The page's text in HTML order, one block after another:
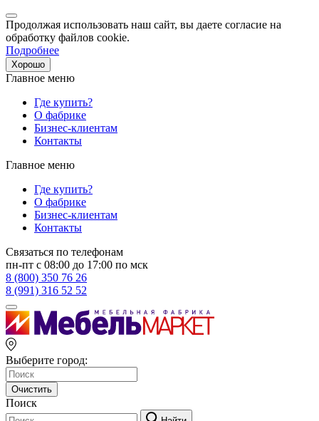
Продолжая использовать наш сайт, вы даете согласие на
обработку файлов cookie.
Подробнее
Хорошо
Главное меню
Где купить?
О фабрике
Бизнес-клиентам
Контакты
Главное меню
Где купить?
О фабрике
Бизнес-клиентам
Контакты
Связаться по телефонам
пн-пт с 08:00 до 17:00 по мск
8 (800) 350 76 26
8 (991) 316 52 52
Выберите город:
Очистить
Поиск